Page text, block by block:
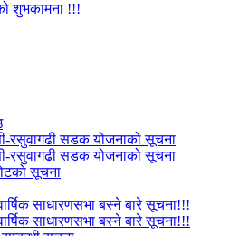
शुभकामना !!!
रसुवागढी सडक योजनाको सूचना
रसुवागढी सडक योजनाको सूचना
सूचना
साधारणसभा बस्ने बारे सूचना!!!
साधारणसभा बस्ने बारे सूचना!!!